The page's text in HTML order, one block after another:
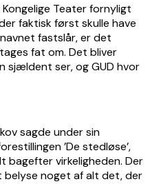
Teater fornyligt
faktisk først skulle have
fastslår, er det
fat om. Det bliver
sjældent ser, og GUD hvor
sagde under sin
’De stedløse’,
virkeligheden. Der
noget af alt det, der